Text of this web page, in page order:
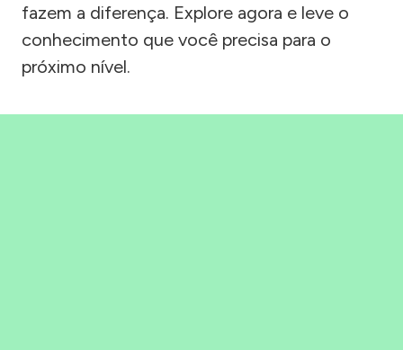
fazem a diferença. Explore agora e leve o
conhecimento que você precisa para o
próximo nível.